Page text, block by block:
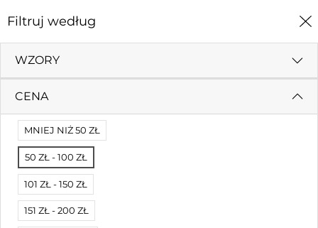
0
Strona Główna
FIGURKI
Filtruj według
Brak wyników
Nie mogliśmy znaleźć dopasowania.
Spróbuj innych filtrów.
Filtruj według
WZORY
CENA
MNIEJ NIŻ 50 ZŁ
50 ZŁ - 100 ZŁ
101 ZŁ - 150 ZŁ
151 ZŁ - 200 ZŁ